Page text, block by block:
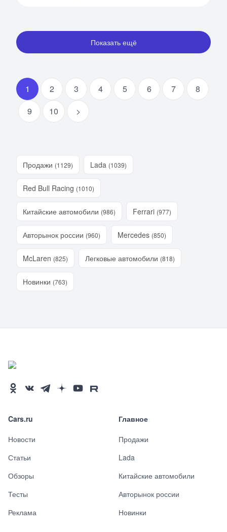
Показать ещё
1 2 3 4 5 6 7
8
9
10 >
Продажи (1129) Lada (1039)
Red Bull Racing (1010)
Китайские автомобили (986) Ferrari (977)
Авторынок россии (960) Mercedes (850)
McLaren (825) Легковые автомобили (818)
Новинки (763)
Cars.ru
Новости
Статьи
Обзоры
Тесты
Реклама
Главное
Продажи
Lada
Китайские автомобили
Авторынок россии
Новинки